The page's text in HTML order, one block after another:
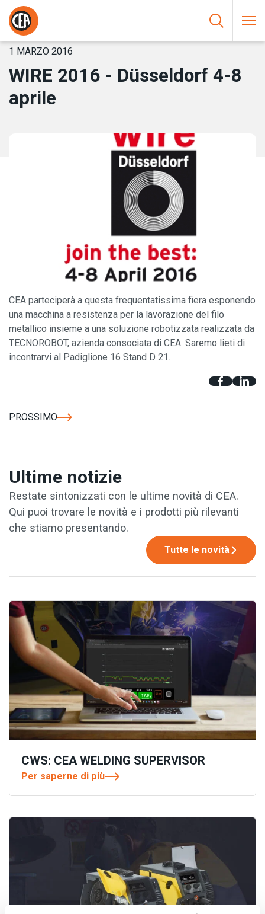
Vai al contenuto
HOME/
1 MARZO 2016
WIRE 2016 - Düsseldorf 4-8
aprile
CEA parteciperà a questa frequentatissima fiera esponendo
una macchina a resistenza per la lavorazione del filo
metallico insieme a una soluzione robotizzata realizzata da
TECNOROBOT, azienda consociata di CEA. Saremo lieti di
incontrarvi al Padiglione 16 Stand D 21.
PROSSIMO
Ultime notizie
Restate sintonizzati con le ultime novità di CEA.
Qui puoi trovare le novità e i prodotti più rilevanti
che stiamo presentando.
Tutte le novità
CWS: CEA WELDING SUPERVISOR
Per saperne di più